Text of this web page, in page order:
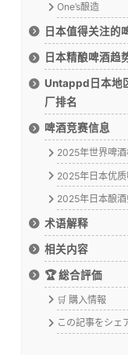
One’s酿造
日本值得关注的
日本精酿啤酒趋
Untappd日本地
厂排名
啤酒竞赛信息
2025年世界啤
2025年日本优
2025年日本酿
术语解释
相关内容
🏆 総合評価
🛒 購入情報
この記事をシェ